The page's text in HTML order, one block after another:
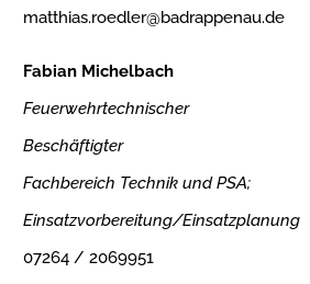
matthias.roedler@badrappenau.de
Fabian Michelbach
Feuerwehrtechnischer
Beschäftigter
Fachbereich Technik und PSA;
Einsatzvorbereitung/Einsatzplanung
07264 / 2069951